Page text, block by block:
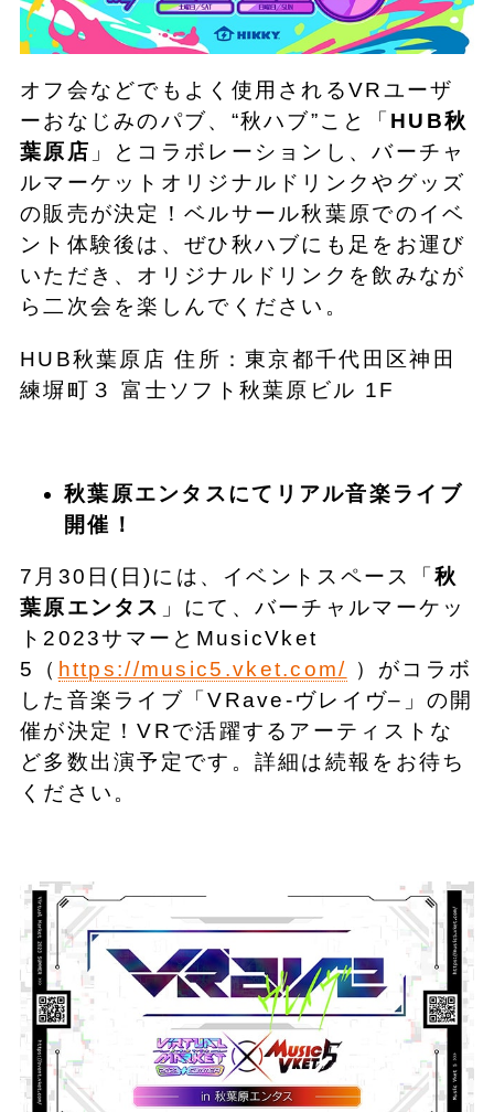
オフ会などでもよく使用されるVRユーザ
ーおなじみのパブ、“秋ハブ”こと「 HUB秋
葉原店 」とコラボレーションし、バーチャ
ルマーケットオリジナルドリンクやグッズ
の販売が決定！ベルサール秋葉原でのイベ
ント体験後は、ぜひ秋ハブにも足をお運び
いただき、オリジナルドリンクを飲みなが
ら二次会を楽しんでください。
HUB秋葉原店 住所：東京都千代田区神田
練塀町３ 富士ソフト秋葉原ビル 1F
秋葉原エンタスにてリアル音楽ライブ
開催！
7月30日(日)には、イベントスペース「 秋
葉原エンタス 」にて、バーチャルマーケッ
ト2023サマーとMusicVket
5（ https://music5.vket.com/ ）がコラボ
した音楽ライブ「VRave-ヴレイヴ–」の開
催が決定！VRで活躍するアーティストな
ど多数出演予定です。詳細は続報をお待ち
ください。